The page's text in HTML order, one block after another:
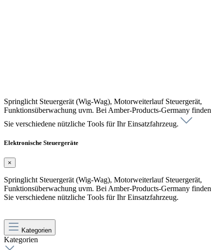
Springlicht Steuergerät (Wig-Wag), Motorweiterlauf Steuergerät,
Funktionsüberwachung uvm. Bei Amber-Products-Germany finden
Sie verschiedene nützliche Tools für Ihr Einsatzfahrzeug.
Elektronische Steuergeräte
×
Springlicht Steuergerät (Wig-Wag), Motorweiterlauf Steuergerät,
Funktionsüberwachung uvm. Bei Amber-Products-Germany finden
Sie verschiedene nützliche Tools für Ihr Einsatzfahrzeug.
Kategorien
Kategorien